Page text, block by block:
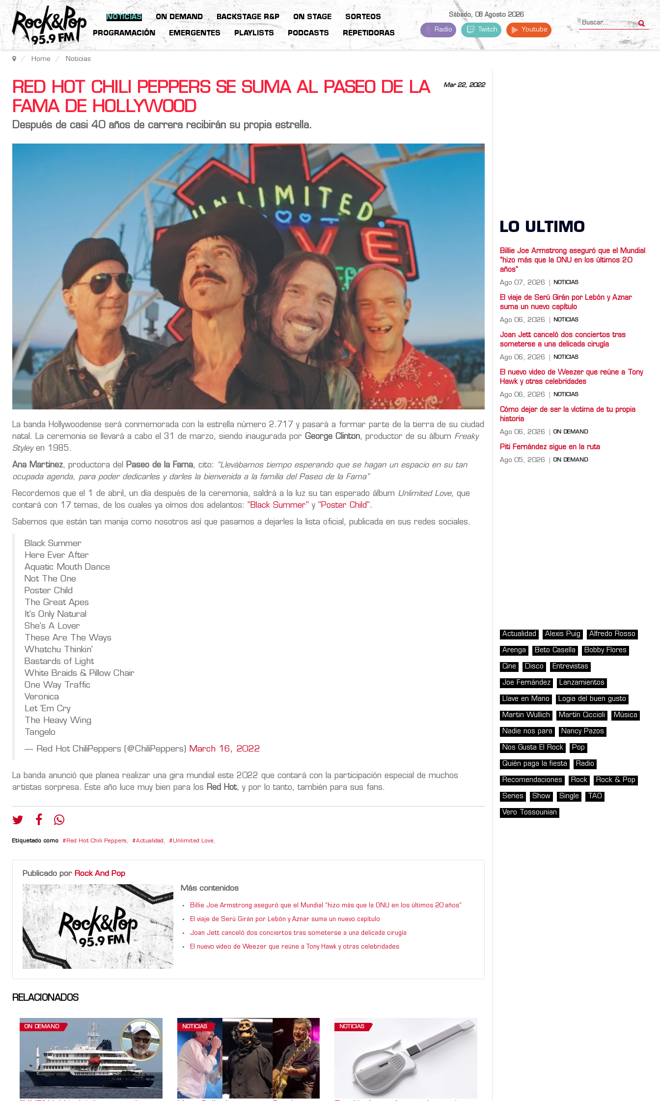
NOTICIAS ON DEMAND BACKSTAGE R&P ON STAGE SORTEOS
PROGRAMACIÓN EMERGENTES PLAYLISTS PODCASTS REPETIDORAS
Sábado, 08 Agosto 2026
Radio Twitch Youtube
Home Noticias
Mar 22, 2022
RED HOT CHILI PEPPERS SE SUMA AL PASEO DE LA
FAMA DE HOLLYWOOD
Después de casi 40 años de carrera recibirán su propia estrella.
La banda Hollywoodense será conmemorada con la estrella número 2.717 y pasará a formar parte de la tierra de su ciudad
natal. La ceremonia se llevará a cabo el 31 de marzo, siendo inaugurada por George Clinton, productor de su álbum Freaky
Styleyen 1985.
Ana Martinez, productora del Paseo de la Fama, cito:
“Llevábamos tiempo esperando que se hagan un espacio en su tan
ocupada agenda, para poder dedicarles y darles la bienvenida a la familia del Paseo de la Fama”
Recordemos que el 1 de abril, un día después de la ceremonia, saldrá a la luz su tan esperado álbum Unlimited Love, que
contará con 17 temas, de los cuales ya oímos dos adelantos: "Black Summer" y "Poster Child".
Sabemos que están tan manija como nosotros así que pasamos a dejarles la lista oficial, publicada en sus redes sociales.
Black Summer
Here Ever After
Aquatic Mouth Dance
Not The One
Poster Child
The Great Apes
It's Only Natural
She's A Lover
These Are The Ways
Whatchu Thinkin'
Bastards of Light
White Braids & Pillow Chair
One Way Traffic
Veronica
Let 'Em Cry
The Heavy Wing
Tangelo
— Red Hot ChiliPeppers (@ChiliPeppers)
March 16, 2022
La banda anunció que planea realizar una gira mundial este 2022 que contará con la participación especial de muchos
artistas sorpresa. Este año luce muy bien para los Red Hot, y por lo tanto, también para sus fans.
Etiquetado como Red Hot Chili Peppers, Actualidad , Unlimited Love,
Publicado por Rock And Pop
Más contenidos
Billie Joe Armstrong aseguró que el Mundial “hizo más que la ONU en los últimos 20 años”
El viaje de Serú Girán por Lebón y Aznar suma un nuevo capítulo
Joan Jett canceló dos conciertos tras someterse a una delicada cirugía
El nuevo video de Weezer que reúne a Tony Hawk y otras celebridades
RELACIONADOS
ON DEMAND NOTICIAS NOTICIAS
LO ULTIMO
Billie Joe Armstrong aseguró que el Mundial
“hizo más que la ONU en los últimos 20
años”
Ago 07, 2026 NOTICIAS
El viaje de Serú Girán por Lebón y Aznar
suma un nuevo capítulo
Ago 06, 2026 NOTICIAS
Joan Jett canceló dos conciertos tras
someterse a una delicada cirugía
Ago 06, 2026 NOTICIAS
El nuevo video de Weezer que reúne a Tony
Hawk y otras celebridades
Ago 06, 2026 NOTICIAS
Cómo dejar de ser la víctima de tu propia
historia
Ago 06, 2026 ON DEMAND
Piti Fernández sigue en la ruta
Ago 05, 2026 ON DEMAND
Actualidad Alexis Puig Alfredo Rosso
Arenga Beto Casella Bobby Flores
Cine Disco Entrevistas
Joe Fernández Lanzamientos
Llave en Mano Logia del buen gusto
Martin Wullich Martín Ciccioli Música
Nadie nos para Nancy Pazos
Nos Gusta El Rock Pop
Quién paga la fiesta Radio
Recomendaciones Rock Rock & Pop
Series Show Single TAO
Vero Tossounian